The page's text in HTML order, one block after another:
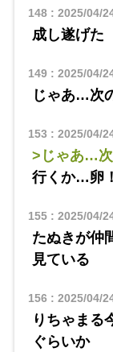
148: 2025/04/
成し遂げた
149: 2025/04/
じゃあ…次
153 : 2025/04/
>じゃあ…次
行くか…卵！
155: 2025/04/
たぬきが仲
見ている
156 : 2025/04/
りちゃまる
ぐらいか